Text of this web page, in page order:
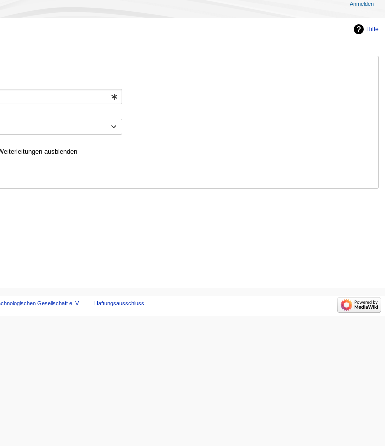
Hilfe
ausblenden
Anmelden
Gesellschaft e. V. Haftungsausschluss